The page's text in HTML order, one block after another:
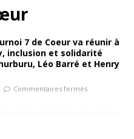
7 de Coeur va réunir à
inclusion et solidarité
Léo Barré et Henry
Commentaires fermés